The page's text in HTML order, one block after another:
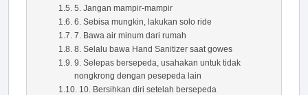
5. Jangan mampir-mampir
6. Sebisa mungkin, lakukan solo ride
7. Bawa air minum dari rumah
8. Selalu bawa Hand Sanitizer saat gowes
9. Selepas bersepeda, usahakan untuk tidak
nongkrong dengan pesepeda lain
10. Bersihkan diri setelah bersepeda